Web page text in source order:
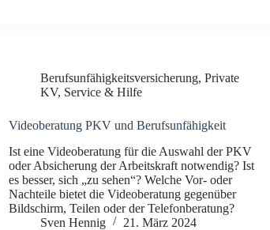
Berufsunfähigkeitsversicherung, Private
KV, Service & Hilfe
Videoberatung PKV und Berufsunfähigkeit
Ist eine Videoberatung für die Auswahl der PKV
oder Absicherung der Arbeitskraft notwendig? Ist
es besser, sich „zu sehen“? Welche Vor- oder
Nachteile bietet die Videoberatung gegenüber
Bildschirm, Teilen oder der Telefonberatung?
Sven Hennig
21. März 2024